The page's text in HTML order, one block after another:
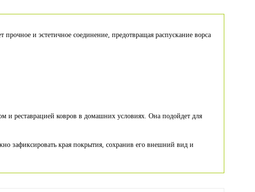
и эстетичное соединение, предотвращая распускание ворса
и реставрацией ковров в домашних условиях. Она подойдет для
зафиксировать края покрытия, сохранив его внешний вид и